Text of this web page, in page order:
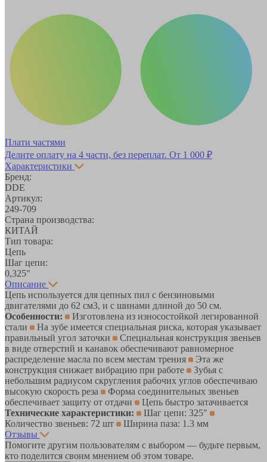
Плати частями
Делите оплату на 4 части, без переплат. От 1 000 ₽
Характеристики
Бренд:
DDE
Артикул:
249-709
Страна производства:
КИТАЙ
Тип товара:
Цепь
Шаг цепи:
0,325"
Описание
Цепь используется для цепных пил с бензиновыми
двигателями до 62 см3, и с шинами длиной до 50 см.
Особенности:
Изготовлена из износостойкой легированной
стали
На зубе имеется специальная риска, которая указывает
правильный угол заточки
Специальная конструкция звеньев
в виде отверстий и канавок обеспечивают равномерное
распределение масла по всем местам трения
Эта же
конструкция снижает вибрацию при работе
Зубья с
небольшим радиусом скругления рабочих углов обеспечиваю
высокую скорость реза
Форма соединительных звеньев
обеспечивает защиту от отдачи
Цепь быстро затачивается
Технические характеристики:
Шаг цепи: 325"
Количество звеньев: 72 шт
Ширина паза: 1.3 мм
Отзывы
Помогите другим пользователям с выбором — будьте первым,
кто поделится своим мнением об этом товаре.